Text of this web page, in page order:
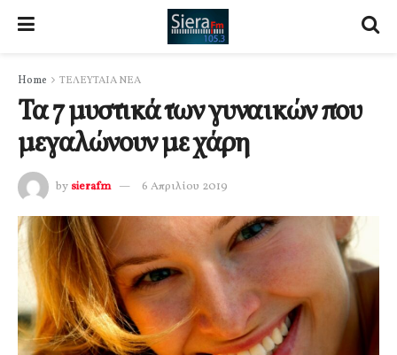
Home ΤΕΛΕΥΤΑΙΑ ΝΕΑ
Τα 7 μυστικά των γυναικών που
μεγαλώνουν με χάρη
by sierafm 6 Απριλίου 2019